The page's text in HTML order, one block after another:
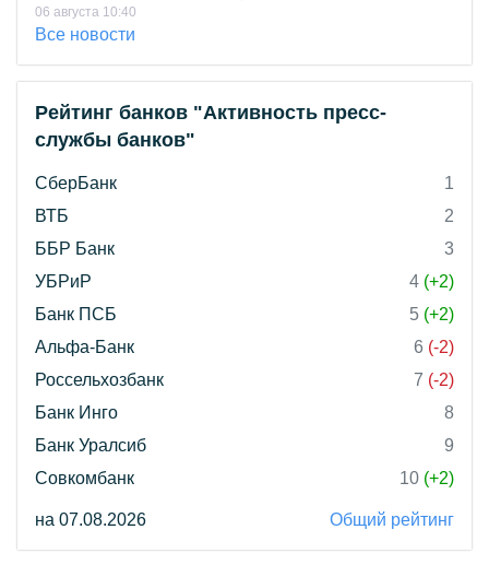
06 августа 10:40
Все новости
Рейтинг банков "Активность пресс-
службы банков"
СберБанк
1
ВТБ
2
ББР Банк
3
УБРиР
4 (+2)
Банк ПСБ
5 (+2)
Альфа-Банк
6 (-2)
Россельхозбанк
7 (-2)
Банк Инго
8
Банк Уралсиб
9
Совкомбанк
10 (+2)
на 07.08.2026 Общий рейтинг